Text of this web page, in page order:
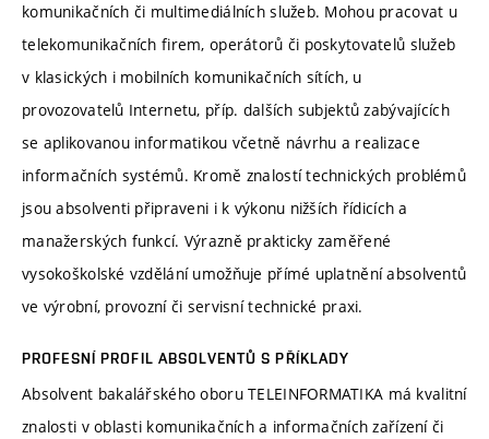
komunikačních či multimediálních služeb. Mohou pracovat u
telekomunikačních firem, operátorů či poskytovatelů služeb
v klasických i mobilních komunikačních sítích, u
provozovatelů Internetu, příp. dalších subjektů zabývajících
se aplikovanou informatikou včetně návrhu a realizace
informačních systémů. Kromě znalostí technických problémů
jsou absolventi připraveni i k výkonu nižších řídicích a
manažerských funkcí. Výrazně prakticky zaměřené
vysokoškolské vzdělání umožňuje přímé uplatnění absolventů
ve výrobní, provozní či servisní technické praxi.
PROFESNÍ PROFIL ABSOLVENTŮ S PŘÍKLADY
Absolvent bakalářského oboru TELEINFORMATIKA má kvalitní
znalosti v oblasti komunikačních a informačních zařízení či